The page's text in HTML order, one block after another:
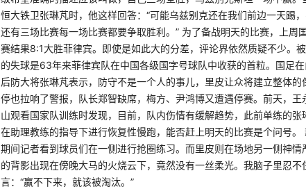
恒大铁卫张琳芃时，他这样回答：“可能乌兹别克还在我们前边一天踢
还有三场比赛每一场比赛都要争取胜利。” 为了备战明天的比赛，上周
赛结果8:1大胜菲律宾。即使是如此大的分差，评论界依然质疑不少。
的失球是63年来菲律宾队在中国各级国字号球队中收获的首粒。国足
后防大将张琳芃表示，防守不是一个人的事儿，里皮让众将建立整体
停也拉响了警报，队长郑智缺席，梅方、尹鸿博又遭遇停赛。前天，
山观看国家队训练时发现，目前，队内伤情有缓解趋势，此前单练的
在助理教练的指导下进行恢复性慢跑，能否赶上明天的比赛是个问号
期间记者看到球员们在一侧进行抢圈练习。而里皮则在场地另一侧神
的背影出现在傍晚大马的火烧云下，竟然没有一丝柔光。我脑子里忍
言：“赢不下来，就该被淘汰。”